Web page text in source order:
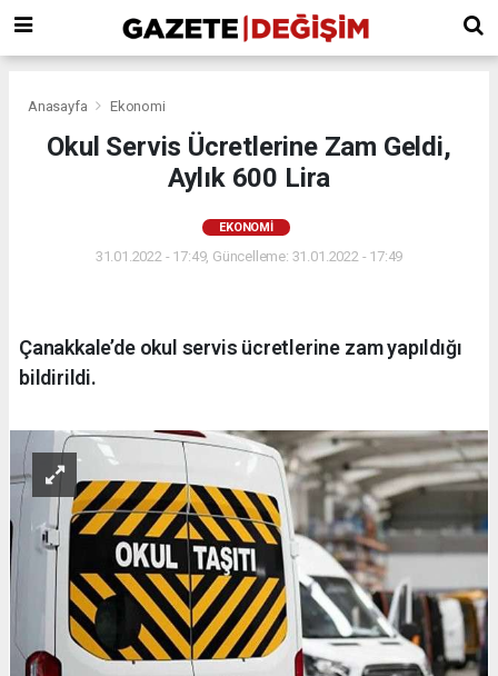
Anasayfa Ekonomi
Okul Servis Ücretlerine Zam Geldi,
Aylık 600 Lira
EKONOMI
31.01.2022 - 17:49, Güncelleme: 31.01.2022 - 17:49
Çanakkale’de okul servis ücretlerine zam yapıldığı
bildirildi.